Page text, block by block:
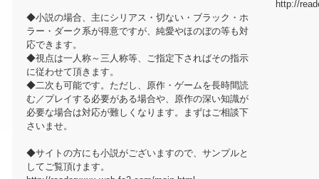
◆小説の場合、主にシリアス・切ない・ブラック・ホ
ラー・ダーク系が得意ですが、純愛やほのぼの等も対
応できます。
◆視点は一人称～三人称等、ご指定下さればその指示
に従わせて頂きます。
◆二次も可能です。ただし、原作・ゲームを長時間読
む／プレイする必要がある場合や、原作の深い知識が
必要な場合は対応が難しくなります。まずはご相談下
さいませ。
◆サイトの方にも小説がございますので、サンプルと
してご覧頂けます。
http://